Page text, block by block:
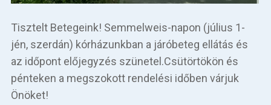
Tisztelt Betegeink! Semmelweis-napon (július 1-
jén, szerdán) kórházunkban a járóbeteg ellátás és
az időpont előjegyzés szünetel.Csütörtökön és
pénteken a megszokott rendelési időben várjuk
Önöket!